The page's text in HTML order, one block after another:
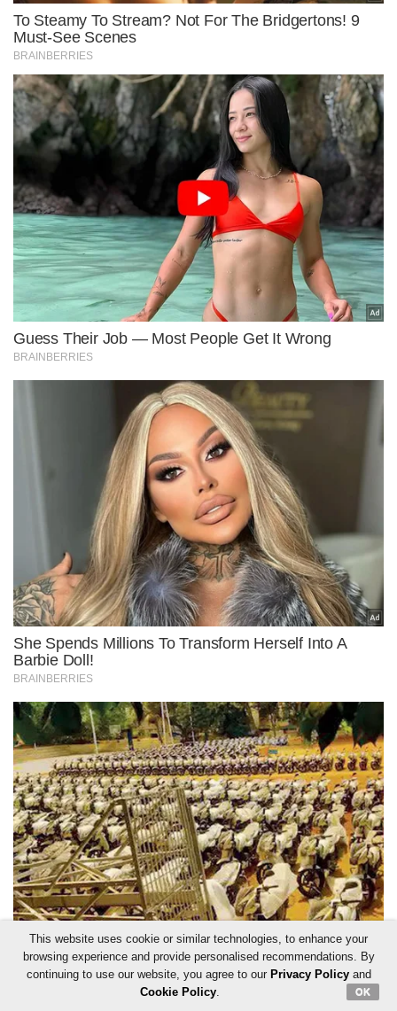
This website uses cookie or similar technologies, to enhance your
browsing experience and provide personalised recommendations. By
continuing to use our website, you agree to our Privacy Policyand
Cookie Policy. OK